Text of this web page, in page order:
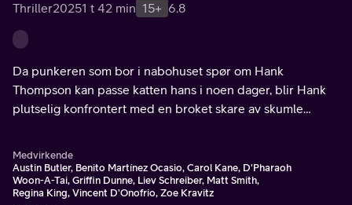
Thriller20251 t 42 min 15+ 6.8
Da punkeren som bor i nabohuset spør om Hank
Thompson kan passe katten hans i noen dager, blir Hank
plutselig konfrontert med en broket skare av skumle
Medvirkende
Austin Butler, Benito Martínez Ocasio, Carol Kane, D'Pharaoh
Woon-A-Tai, Griffin Dunne, Liev Schreiber, Matt Smith,
Regina King, Vincent D'Onofrio, Zoe Kravitz